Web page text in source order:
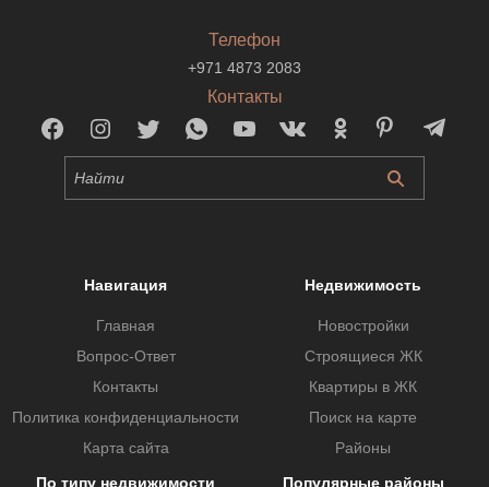
Телефон
+971 4873 2083
Контакты
Навигация
Главная
Вопрос-Ответ
Контакты
Политика конфиденциальности
Карта сайта
Недвижимость
Новостройки
Строящиеся ЖК
Квартиры в ЖК
Поиск на карте
Районы
По типу недвижимости
Популярные районы